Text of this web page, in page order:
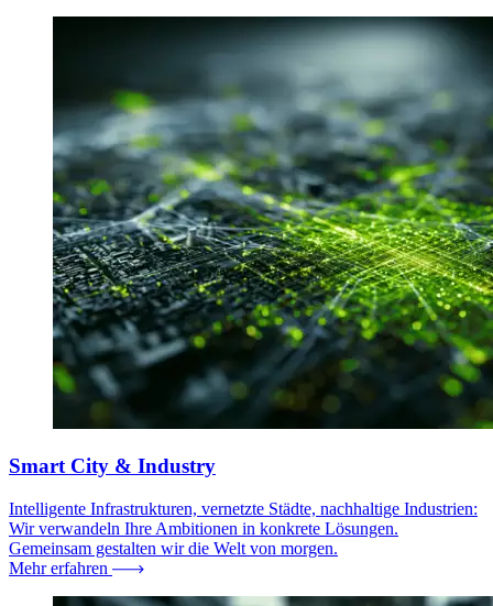
Smart City & Industry
Intelligente Infrastrukturen, vernetzte Städte, nachhaltige Industrien:
Wir verwandeln Ihre Ambitionen in konkrete Lösungen.
Gemeinsam gestalten wir die Welt von morgen.
Mehr erfahren